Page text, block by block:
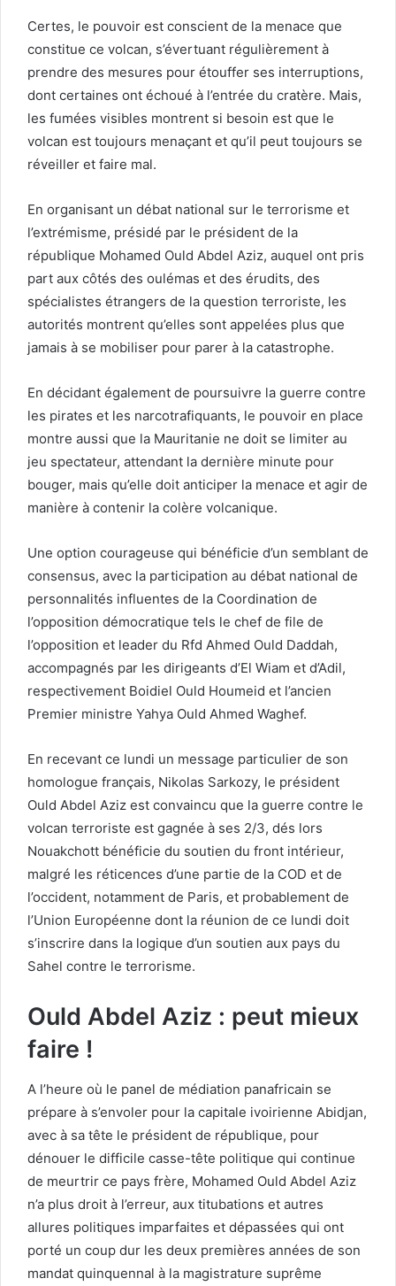
Certes, le pouvoir est conscient de la menace que
constitue ce volcan, s’évertuant régulièrement à
prendre des mesures pour étouffer ses interruptions,
dont certaines ont échoué à l’entrée du cratère. Mais,
les fumées visibles montrent si besoin est que le
volcan est toujours menaçant et qu’il peut toujours se
réveiller et faire mal.
En organisant un débat national sur le terrorisme et
l’extrémisme, présidé par le président de la
république Mohamed Ould Abdel Aziz, auquel ont pris
part aux côtés des oulémas et des érudits, des
spécialistes étrangers de la question terroriste, les
autorités montrent qu’elles sont appelées plus que
jamais à se mobiliser pour parer à la catastrophe.
En décidant également de poursuivre la guerre contre
les pirates et les narcotrafiquants, le pouvoir en place
montre aussi que la Mauritanie ne doit se limiter au
jeu spectateur, attendant la dernière minute pour
bouger, mais qu’elle doit anticiper la menace et agir de
manière à contenir la colère volcanique.
Une option courageuse qui bénéficie d’un semblant de
consensus, avec la participation au débat national de
personnalités influentes de la Coordination de
l’opposition démocratique tels le chef de file de
l’opposition et leader du Rfd Ahmed Ould Daddah,
accompagnés par les dirigeants d’El Wiam et d’Adil,
respectivement Boidiel Ould Houmeid et l’ancien
Premier ministre Yahya Ould Ahmed Waghef.
En recevant ce lundi un message particulier de son
homologue français, Nikolas Sarkozy, le président
Ould Abdel Aziz est convaincu que la guerre contre le
volcan terroriste est gagnée à ses 2/3, dés lors
Nouakchott bénéficie du soutien du front intérieur,
malgré les réticences d’une partie de la COD et de
l’occident, notamment de Paris, et probablement de
l’Union Européenne dont la réunion de ce lundi doit
s’inscrire dans la logique d’un soutien aux pays du
Sahel contre le terrorisme.
Ould Abdel Aziz : peut mieux
faire !
A l’heure où le panel de médiation panafricain se
prépare à s’envoler pour la capitale ivoirienne Abidjan,
avec à sa tête le président de république, pour
dénouer le difficile casse-tête politique qui continue
de meurtrir ce pays frère, Mohamed Ould Abdel Aziz
n’a plus droit à l’erreur, aux titubations et autres
allures politiques imparfaites et dépassées qui ont
porté un coup dur les deux premières années de son
mandat quinquennal à la magistrature suprême